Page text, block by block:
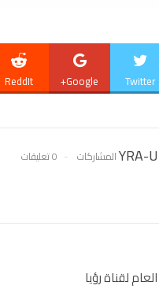
Twitter
Google+
ReddIt
YRA- 0 تعليقات
لقناة رؤيا